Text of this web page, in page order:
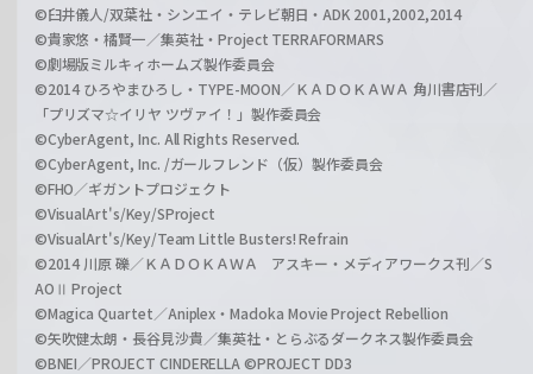
©臼井儀人/双葉社・シンエイ・テレビ朝日・ADK 2001,2002,2014
©貴家悠・橘賢一／集英社・Project TERRAFORMARS
©劇場版ミルキィホームズ製作委員会
©2014 ひろやまひろし・TYPE-MOON／ＫＡＤＯＫＡＷＡ 角川書店刊／
「プリズマ☆イリヤ ツヴァイ！」製作委員会
©CyberAgent, Inc. All Rights Reserved.
©CyberAgent, Inc. /ガールフレンド（仮）製作委員会
©FHO／ギガントプロジェクト
©VisualArt's/Key/SProject
©VisualArt's/Key/Team Little Busters! Refrain
©2014 川原 礫／ＫＡＤＯＫＡＷＡ アスキー・メディアワークス刊／S
AOⅡ Project
©Magica Quartet／Aniplex・Madoka Movie Project Rebellion
©矢吹健太朗・長谷見沙貴／集英社・とらぶるダークネス製作委員会
©BNEI／PROJECT CINDERELLA ©PROJECT DD3